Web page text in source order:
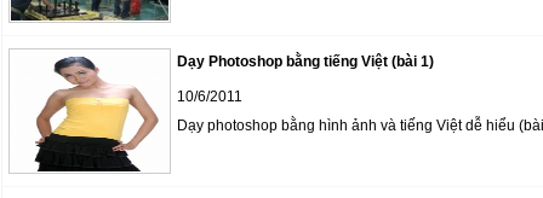
Dạy Photoshop bằng tiếng Việt (bài 1)
10/6/2011
Dạy photoshop bằng hình ảnh và tiếng Việt dễ hiểu